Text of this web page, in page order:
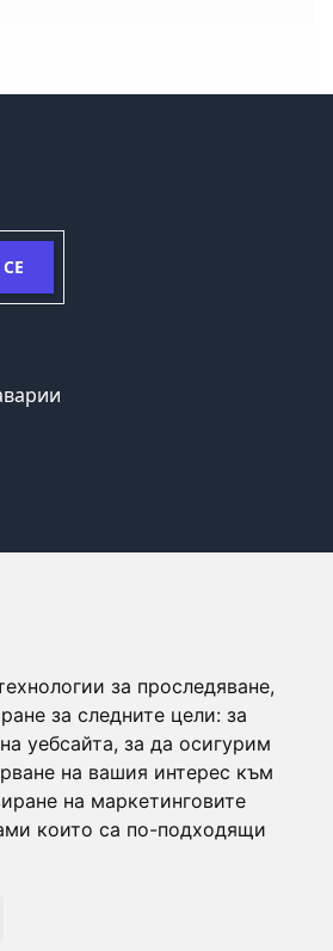
за проследяване,
за следните цели: за
уебсайта, за да осигурим
на вашия интерес към
на маркетинговите
които са по-подходящи
Instagram